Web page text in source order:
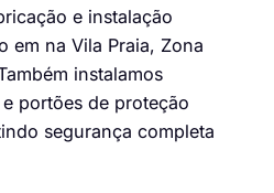
e instalação
em na Vila Praia, Zona
instalamos
portões de proteção
segurança completa